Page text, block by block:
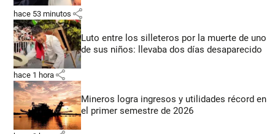
hace 53 minutos share
Luto entre los silleteros por la muerte de uno
de sus niños: llevaba dos días desaparecido
hace 1 hora share
Mineros logra ingresos y utilidades récord en
el primer semestre de 2026